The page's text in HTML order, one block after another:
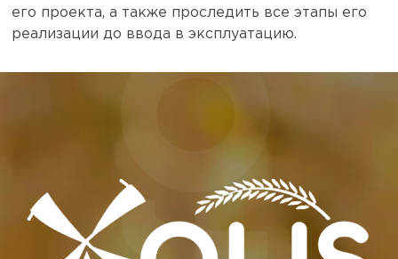
его проекта, а также проследить все этапы его
реализации до ввода в эксплуатацию.